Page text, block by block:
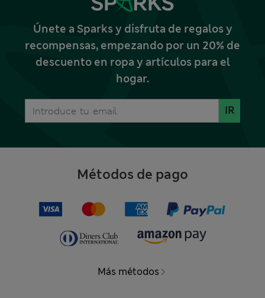
Únete a Sparks y disfruta de regalos y
recompensas, empezando por un 20% de
descuento en ropa y artículos para el
hogar.
IR
Métodos de pago
Más métodos